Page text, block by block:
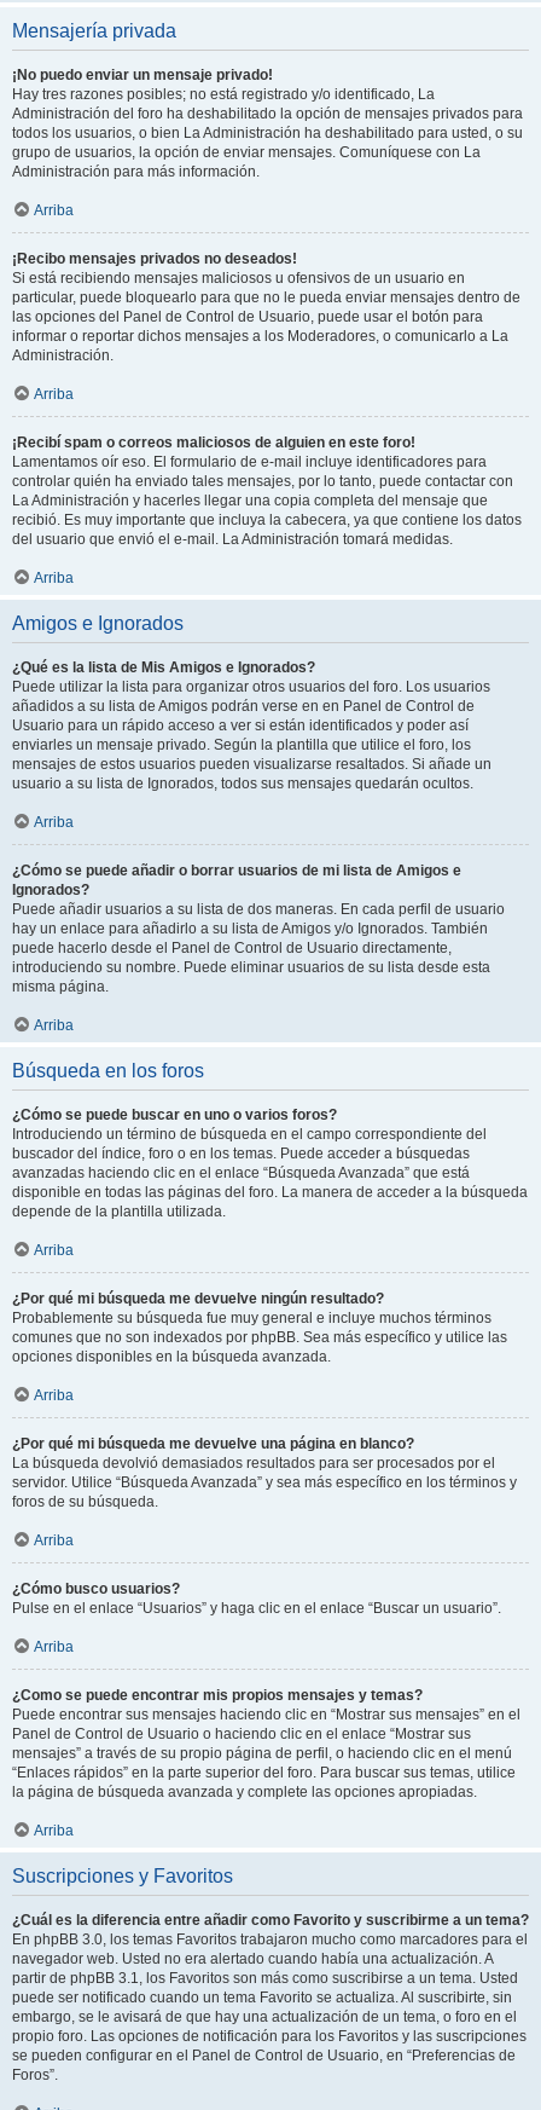
Mensajería privada
¡No puedo enviar un mensaje privado!
Hay tres razones posibles; no está registrado y/o identificado, La
Administración del foro ha deshabilitado la opción de mensajes privados para
todos los usuarios, o bien La Administración ha deshabilitado para usted, o su
grupo de usuarios, la opción de enviar mensajes. Comuníquese con La
Administración para más información.
Arriba
¡Recibo mensajes privados no deseados!
Si está recibiendo mensajes maliciosos u ofensivos de un usuario en
particular, puede bloquearlo para que no le pueda enviar mensajes dentro de
las opciones del Panel de Control de Usuario, puede usar el botón para
informar o reportar dichos mensajes a los Moderadores, o comunicarlo a La
Administración.
Arriba
¡Recibí spam o correos maliciosos de alguien en este foro!
Lamentamos oír eso. El formulario de e-mail incluye identificadores para
controlar quién ha enviado tales mensajes, por lo tanto, puede contactar con
La Administración y hacerles llegar una copia completa del mensaje que
recibió. Es muy importante que incluya la cabecera, ya que contiene los datos
del usuario que envió el e-mail. La Administración tomará medidas.
Arriba
Amigos e Ignorados
¿Qué es la lista de Mis Amigos e Ignorados?
Puede utilizar la lista para organizar otros usuarios del foro. Los usuarios
añadidos a su lista de Amigos podrán verse en en Panel de Control de
Usuario para un rápido acceso a ver si están identificados y poder así
enviarles un mensaje privado. Según la plantilla que utilice el foro, los
mensajes de estos usuarios pueden visualizarse resaltados. Si añade un
usuario a su lista de Ignorados, todos sus mensajes quedarán ocultos.
Arriba
¿Cómo se puede añadir o borrar usuarios de mi lista de Amigos e
Ignorados?
Puede añadir usuarios a su lista de dos maneras. En cada perfil de usuario
hay un enlace para añadirlo a su lista de Amigos y/o Ignorados. También
puede hacerlo desde el Panel de Control de Usuario directamente,
introduciendo su nombre. Puede eliminar usuarios de su lista desde esta
misma página.
Arriba
Búsqueda en los foros
¿Cómo se puede buscar en uno o varios foros?
Introduciendo un término de búsqueda en el campo correspondiente del
buscador del índice, foro o en los temas. Puede acceder a búsquedas
avanzadas haciendo clic en el enlace “Búsqueda Avanzada” que está
disponible en todas las páginas del foro. La manera de acceder a la búsqueda
depende de la plantilla utilizada.
Arriba
¿Por qué mi búsqueda me devuelve ningún resultado?
Probablemente su búsqueda fue muy general e incluye muchos términos
comunes que no son indexados por phpBB. Sea más específico y utilice las
opciones disponibles en la búsqueda avanzada.
Arriba
¿Por qué mi búsqueda me devuelve una página en blanco?
La búsqueda devolvió demasiados resultados para ser procesados por el
servidor. Utilice “Búsqueda Avanzada” y sea más específico en los términos y
foros de su búsqueda.
Arriba
¿Cómo busco usuarios?
Pulse en el enlace “Usuarios” y haga clic en el enlace “Buscar un usuario”.
Arriba
¿Como se puede encontrar mis propios mensajes y temas?
Puede encontrar sus mensajes haciendo clic en “Mostrar sus mensajes” en el
Panel de Control de Usuario o haciendo clic en el enlace “Mostrar sus
mensajes” a través de su propio página de perfil, o haciendo clic en el menú
“Enlaces rápidos” en la parte superior del foro. Para buscar sus temas, utilice
la página de búsqueda avanzada y complete las opciones apropiadas.
Arriba
Suscripciones y Favoritos
¿Cuál es la diferencia entre añadir como Favorito y suscribirme a un tema?
En phpBB 3.0, los temas Favoritos trabajaron mucho como marcadores para el
navegador web. Usted no era alertado cuando había una actualización. A
partir de phpBB 3.1, los Favoritos son más como suscribirse a un tema. Usted
puede ser notificado cuando un tema Favorito se actualiza. Al suscribirte, sin
embargo, se le avisará de que hay una actualización de un tema, o foro en el
propio foro. Las opciones de notificación para los Favoritos y las suscripciones
se pueden configurar en el Panel de Control de Usuario, en “Preferencias de
Foros”.